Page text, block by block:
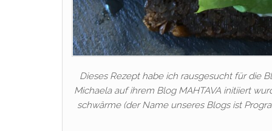
Dieses Rezept habe ich rausgesucht für die
Michaela auf ihrem Blog MAHTAVA initiiert
schwärme (der Name unseres Blogs ist